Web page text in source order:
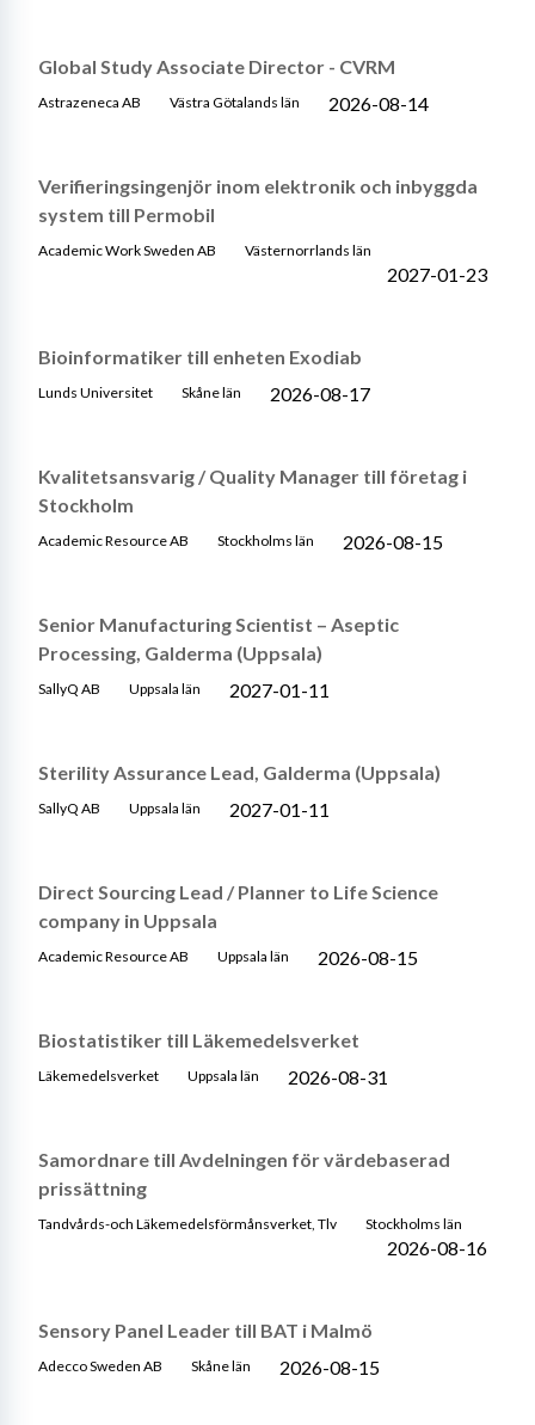
Global Study Associate Director - CVRM
Astrazeneca AB Västra Götalands län 2026-08-14
Verifieringsingenjör inom elektronik och inbyggda
system till Permobil
Academic Work Sweden AB Västernorrlands län
2027-01-23
Bioinformatiker till enheten Exodiab
Lunds Universitet Skåne län 2026-08-17
Kvalitetsansvarig / Quality Manager till företag i
Stockholm
Academic Resource AB Stockholms län 2026-08-15
Senior Manufacturing Scientist – Aseptic
Processing, Galderma (Uppsala)
SallyQ AB Uppsala län 2027-01-11
Sterility Assurance Lead, Galderma (Uppsala)
SallyQ AB Uppsala län 2027-01-11
Direct Sourcing Lead / Planner to Life Science
company in Uppsala
Academic Resource AB Uppsala län 2026-08-15
Biostatistiker till Läkemedelsverket
Läkemedelsverket Uppsala län 2026-08-31
Samordnare till Avdelningen för värdebaserad
prissättning
Tandvårds-och Läkemedelsförmånsverket, Tlv Stockholms län
2026-08-16
Sensory Panel Leader till BAT i Malmö
Adecco Sweden AB Skåne län 2026-08-15